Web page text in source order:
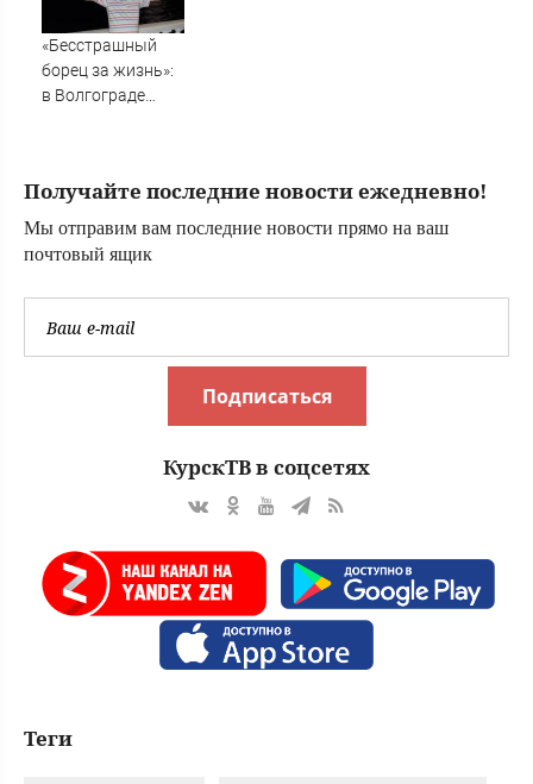
«Бесстрашный
борец за жизнь»:
в Волгограде
высшей
Получайте последние новости ежедневно!
Мы отправим вам последние новости прямо на ваш
почтовый ящик
Подписаться
КурскТВ в соцсетях
Теги